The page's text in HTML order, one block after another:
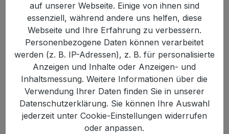
Informationen
Produkte filtern
Keine Produkte gefunden.
auf unserer Webseite. Einige von ihnen sind
essenziell, während andere uns helfen, diese
Webseite und Ihre Erfahrung zu verbessern.
Personenbezogene Daten können verarbeitet
werden (z. B. IP-Adressen), z. B. für personalisierte
Anzeigen und Inhalte oder Anzeigen- und
Inhaltsmessung. Weitere Informationen über die
Verwendung Ihrer Daten finden Sie in unserer
Datenschutzerklärung. Sie können Ihre Auswahl
jederzeit unter Cookie-Einstellungen widerrufen
oder anpassen.